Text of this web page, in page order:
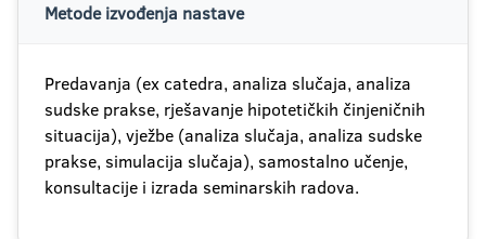
Metode izvođenja nastave
Predavanja (ex catedra, analiza slučaja, analiza
sudske prakse, rješavanje hipotetičkih činjeničnih
situacija), vježbe (analiza slučaja, analiza sudske
prakse, simulacija slučaja), samostalno učenje,
konsultacije i izrada seminarskih radova.